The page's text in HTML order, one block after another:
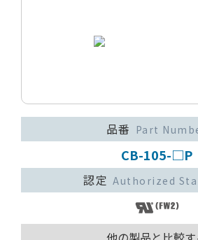
品番 Part
CB-105-□P
認定 Authorized